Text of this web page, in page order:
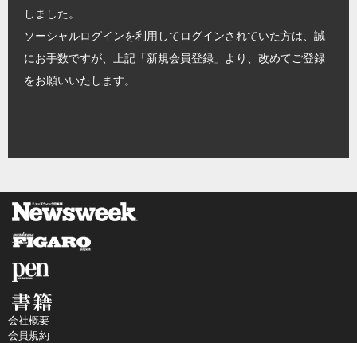
しました。
ソーシャルログインを利用してログインされていた方は、誠
にお手数ですが、上記「新規会員登録」より、改めてご登録
をお願いいたします。
会社概要
会員規約